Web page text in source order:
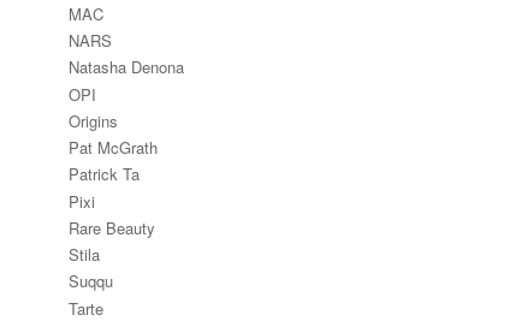
MAC
NARS
Natasha Denona
OPI
Origins
Pat McGrath
Patrick Ta
Pixi
Rare Beauty
Stila
Suqqu
Tarte